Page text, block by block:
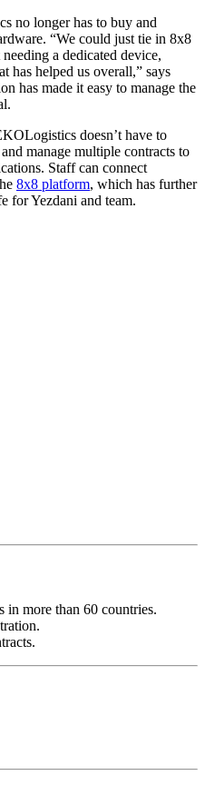
no longer has to buy and
“We could just tie in 8x8
a dedicated device,
has helped us overall,” says
has made it easy to manage the
doesn’t have to
manage multiple contracts to
Staff can connect
8x8 platform, which has further
for Yezdani and team.
in more than 60 countries.